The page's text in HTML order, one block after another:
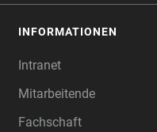
INFORMATIONEN
Intranet
Mitarbeitende
Fachschaft